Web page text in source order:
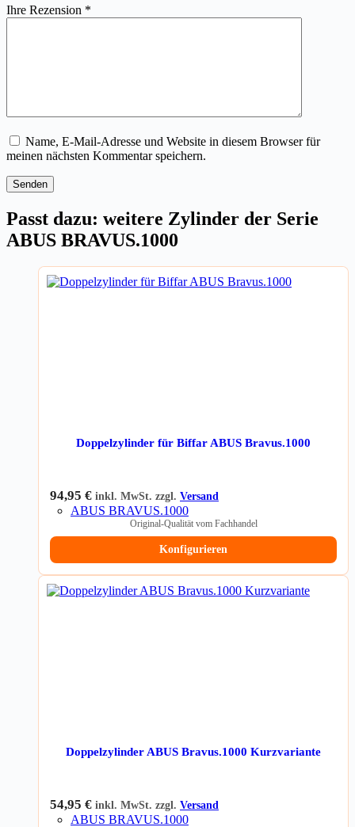
Ihre Rezension *
Name, E-Mail-Adresse und Website in diesem Browser für
meinen nächsten Kommentar speichern.
Senden
Passt dazu: weitere Zylinder der Serie
ABUS BRAVUS.1000
Doppelzylinder für Biffar ABUS Bravus.1000
94,95 € inkl. MwSt. zzgl. Versand
ABUS BRAVUS.1000
Original-Qualität vom Fachhandel
Konfigurieren
Doppelzylinder ABUS Bravus.1000 Kurzvariante
54,95 € inkl. MwSt. zzgl. Versand
ABUS BRAVUS.1000